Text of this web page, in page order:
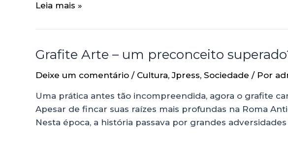
Leia mais »
Grafite Arte – um preconceito
Deixe um comentário / Cultura,Jpress, Sociedade / Por
Uma prática antes tão incompreendida, agora o grafite
Apesar de fincar suas raízes mais profundas na Roma
Nesta época, a história passava por grandes